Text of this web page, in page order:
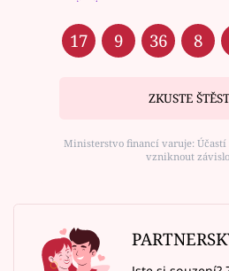
17 9 36 8
ZKUSTE
Ministerstvo financí varuje:
vzniknout